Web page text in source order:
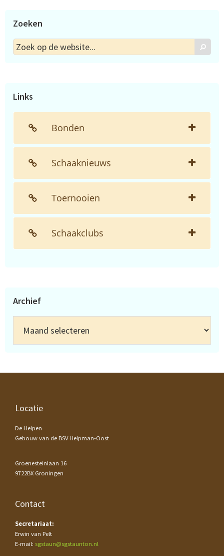
Zoeken
Zoek
op
Zoek
Links
Bonden
Schaaknieuws
Toernooien
Schaakclubs
Archief
Footer
Locatie
De Helpen
Gebouw van de BSV Helpman-Oost
Groenesteinlaan 16
9722BX Groningen
Contact
Secretariaat:
Erwin van Pelt
E-mail: sgstaun@sgstaunton.nl